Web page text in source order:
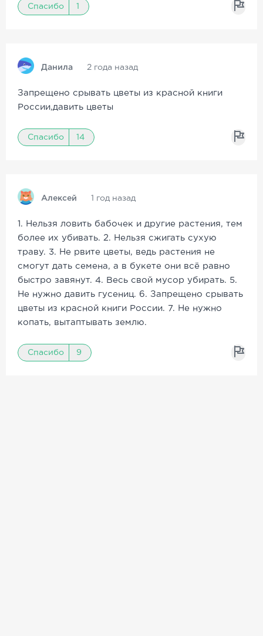
Спасибо 1
Данила 2 года назад
Запрещено срывать цветы из красной книги
России,давить цветы
Спасибо 14
Алексей 1 год назад
1. Нельзя ловить бабочек и другие растения, тем
более их убивать. 2. Нельзя сжигать сухую
траву. 3. Не рвите цветы, ведь растения не
смогут дать семена, а в букете они всё равно
быстро завянут. 4. Весь свой мусор убирать. 5.
Не нужно давить гусениц. 6. Запрещено срывать
цветы из красной книги России. 7. Не нужно
копать, вытаптывать землю.
Спасибо 9